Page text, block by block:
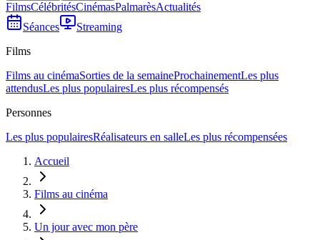
FilmsCélébritésCinémasPalmarèsActualités
Séances
Streaming
Films
Films au cinémaSorties de la semaineProchainementLes plus
attendusLes plus populairesLes plus récompensés
Personnes
Les plus populairesRéalisateurs en salleLes plus récompensées
Accueil
Films au cinéma
Un jour avec mon père